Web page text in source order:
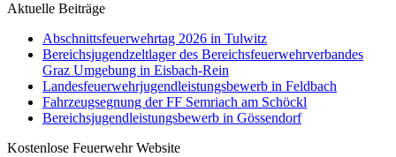
Aktuelle Beiträge
Abschnittsfeuerwehrtag 2026 in Tulwitz
Bereichsjugendzeltlager des Bereichsfeuerwehrverbandes
Graz Umgebung in Eisbach-Rein
Landesfeuerwehrjugendleistungsbewerb in Feldbach
Fahrzeugsegnung der FF Semriach am Schöckl
Bereichsjugendleistungsbewerb in Gössendorf
Kostenlose Feuerwehr Website